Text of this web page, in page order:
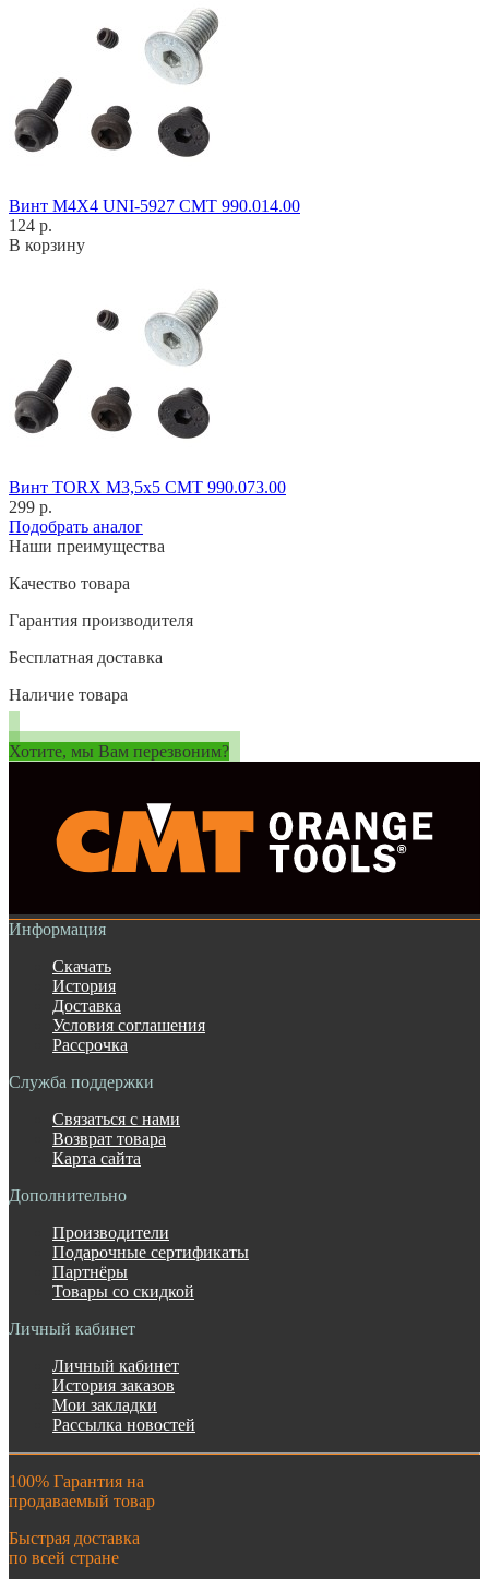
Винт M4X4 UNI-5927 CMT 990.014.00
124 р.
В корзину
Винт TORX M3,5x5 CMT 990.073.00
299 р.
Подобрать аналог
Наши преимущества
Качество товара
Гарантия производителя
Бесплатная доставка
Наличие товара
Хотите, мы Вам перезвоним?
Информация
Скачать
История
Доставка
Условия соглашения
Рассрочка
Служба поддержки
Связаться с нами
Возврат товара
Карта сайта
Дополнительно
Производители
Подарочные сертификаты
Партнёры
Товары со скидкой
Личный кабинет
Личный кабинет
История заказов
Мои закладки
Рассылка новостей
100% Гарантия на
продаваемый товар
Быстрая доставка
по всей стране